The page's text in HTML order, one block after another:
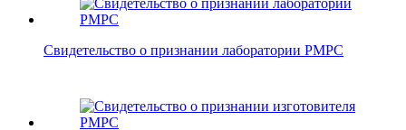
Свидетельство о признании лаборатории РМРС